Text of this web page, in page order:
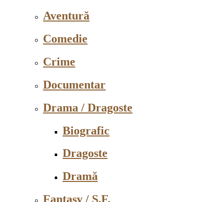
Aventură
Comedie
Crime
Documentar
Drama / Dragoste
Biografic
Dragoste
Dramă
Fantasy / S.F.